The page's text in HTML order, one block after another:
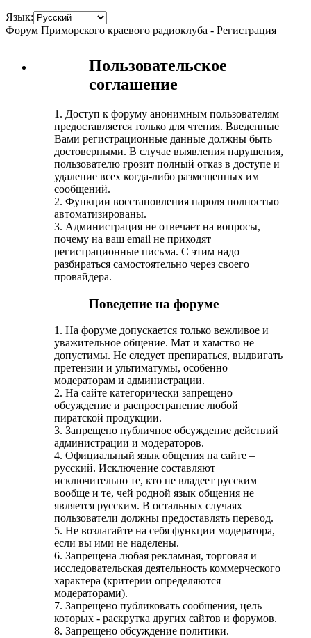
Язык:
Форум Приморского краевого радиоклуба - Регистрация
Пользовательское
соглашение
1. Доступ к форуму анонимным пользователям
предоставляется только для чтения. Введенные
Вами регистрационные данные должны быть
достоверными. В случае выявления нарушения,
пользователю грозит полный отказ в доступе и
удаление всех когда-либо размещенных им
сообщений.
2. Функции восстановления пароля полностью
автоматизированы.
3. Администрация не отвечает на вопросы,
почему на ваш email не приходят
регистрационные письма. С этим надо
разбираться самостоятельно через своего
провайдера.
Поведение на форуме
1. На форуме допускается только вежливое и
уважительное общение. Мат и хамство не
допустимы. Не следует препираться, выдвигать
претензии и ультиматумы, особенно
модераторам и администрации.
2. На сайте категорически запрещено
обсуждение и распространение любой
пиратской продукции.
3. Запрещено публичное обсуждение действий
администрации и модераторов.
4. Официальный язык общения на сайте –
русский. Исключение составляют
исключительно те, кто не владеет русским
вообще и те, чей родной язык общения не
является русским. В остальных случаях
пользователи должны предоставлять перевод.
5. Не возлагайте на себя функции модератора,
если вы ими не наделены.
6. Запрещена любая рекламная, торговая и
исследовательская деятельность коммерческого
характера (критерии определяются
модераторами).
7. Запрещено публиковать сообщения, цель
которых - раскрутка других сайтов и форумов.
8. Запрещено обсуждение политики.